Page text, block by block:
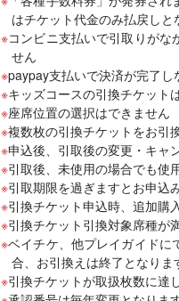
はチケット代金のみ払戻しと
コンビニ支払いで引取りが
せん
paypay支払いで決済が完了
キッズコースの引換チケット
座席位置の選択はできません
複数枚の引換チケットをお引
申込後、引取後の変更・キャ
引取後、未使用の場合でも使
引取期限を過ぎますとお申込
引換チケット申込時、追加購
引換チケット引換対象席種が
ベイチケ、他プレイガイドに
合、お引換えは終了となりま
引換チケットが取扱枚数に達